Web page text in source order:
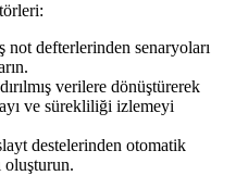
not defterlerinden senaryoları
verilere dönüştürerek
ve sürekliliği izlemeyi
destelerinden otomatik
oluşturun.